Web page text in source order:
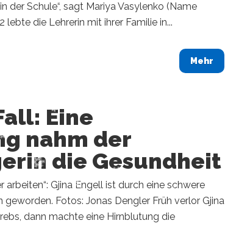
der Schule“, sagt Mariya Vasylenko (Name
lebte die Lehrerin mit ihrer Familie in...
Mehr
Eine
nahm der
die Gesundheit
arbeiten“: Gjina Engell ist durch eine schwere
geworden. Fotos: Jonas Dengler Früh verlor Gjina
dann machte eine Hirnblutung die